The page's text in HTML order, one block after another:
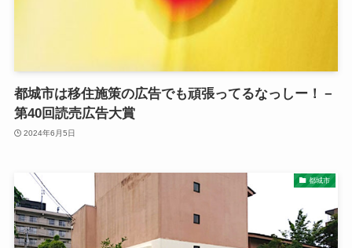
都城市は移住施策の広告でも頑張ってるなっしー！－
第40回読売広告大賞
2024年6月5日
都城市